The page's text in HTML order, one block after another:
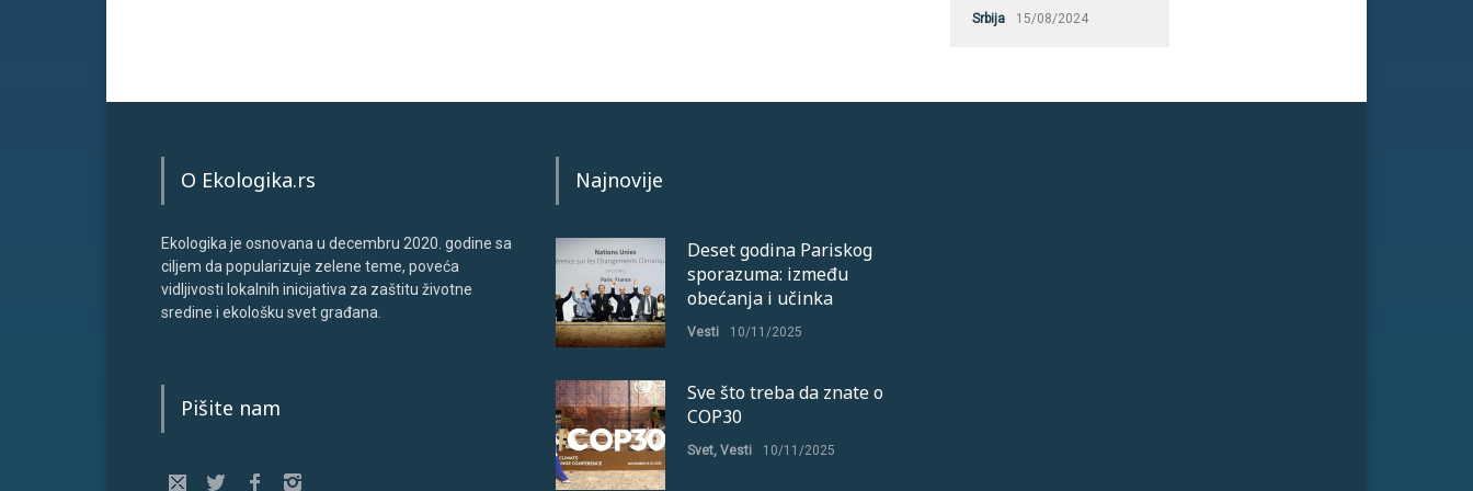
Srbija 15/08/2024
O Ekologika.rs
Ekologika je osnovana u decembru 2020. godine sa
ciljem da popularizuje zelene teme, poveća
vidljivosti lokalnih inicijativa za zaštitu životne
sredine i ekološku svet građana.
Pišite nam
Najnovije
Deset godina Pariskog
sporazuma: između
obećanja i učinka
Vesti 10/11/2025
Sve što treba da znate o
COP30
Svet, Vesti 10/11/2025